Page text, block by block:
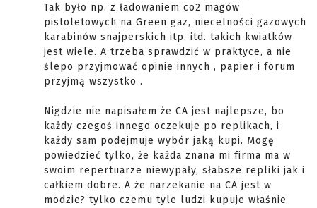
Tak było np. z ładowaniem co2 magów
pistoletowych na Green gaz, niecelności gazowych
karabinów snajperskich itp. itd. takich kwiatków
jest wiele. A trzeba sprawdzić w praktyce, a nie
ślepo przyjmować opinie innych , papier i forum
przyjmą wszystko .
Nigdzie nie napisałem że CA jest najlepsze, bo
każdy czegoś innego oczekuje po replikach, i
każdy sam podejmuje wybór jaką kupi. Mogę
powiedzieć tylko, że każda znana mi firma ma w
swoim repertuarze niewypały, słabsze repliki jak i
całkiem dobre. A że narzekanie na CA jest w
modzie? tylko czemu tyle ludzi kupuje właśnie